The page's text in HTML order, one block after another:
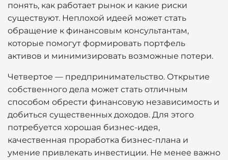
понять, как работает рынок и какие риски
существуют. Неплохой идеей может стать
обращение к финансовым консультантам,
которые помогут формировать портфель
активов и минимизировать возможные потери.
Четвертое — предпринимательство. Открытие
собственного дела может стать отличным
способом обрести финансовую независимость и
добиться существенных доходов. Для этого
потребуется хорошая бизнес-идея,
качественная проработка бизнес-плана и
умение привлекать инвестиции. Не менее важно